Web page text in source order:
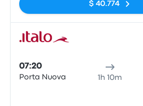
$ 40.774
07:20
Porta Nuova 1h 10m